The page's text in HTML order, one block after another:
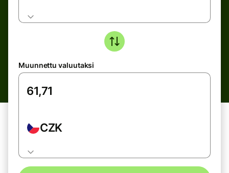
Muunnettu valuutaksi
CZK